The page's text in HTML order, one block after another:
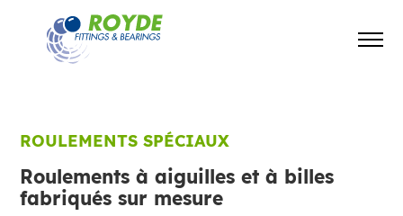
ROULEMENTS SPÉCIAUX
Roulements à aiguilles et à billes
fabriqués sur mesure